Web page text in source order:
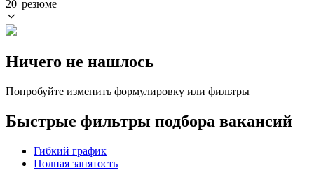
20 резюме
Ничего не нашлось
Попробуйте изменить формулировку или фильтры
Быстрые фильтры подбора вакансий
Гибкий график
Полная занятость